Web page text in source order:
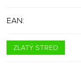
EAN:
ZLATÝ STRED